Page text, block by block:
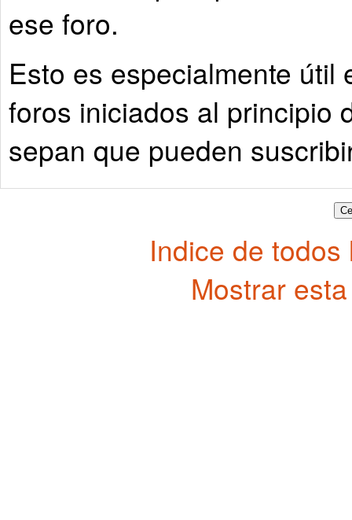
ese foro.
Esto es especialmente
foros iniciados al principio
sepan que pueden
Indice de
Mostrar